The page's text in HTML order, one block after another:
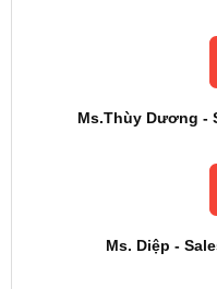
Ms.Thùy Dương -
Ms. Diệp -